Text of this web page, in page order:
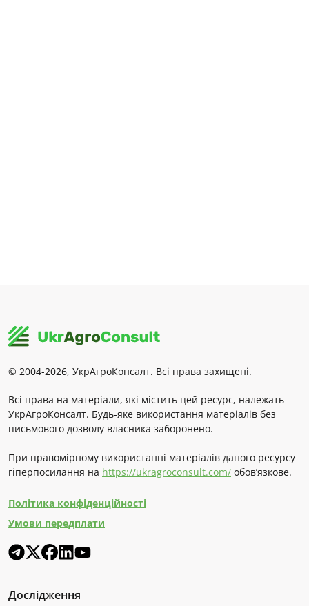
© 2004-2026, УкрАгроКонсалт. Всі права захищені.
Всі права на матеріали, які містить цей ресурс, належать
УкрАгроКонсалт. Будь-яке використання матеріалів без
письмового дозволу власника заборонено.
При правомірному використанні матеріалів даного ресурсу
гіперпосилання на https://ukragroconsult.com/ обов’язкове.
Політика конфіденційності
Умови передплати
Дослідження